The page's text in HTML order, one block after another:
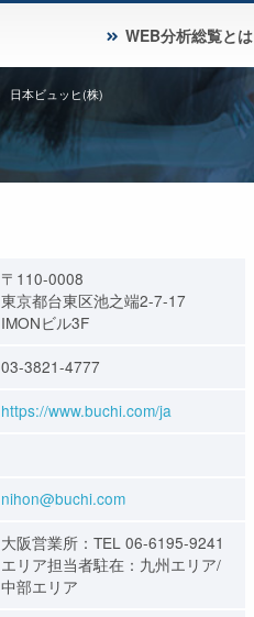
WEB分析総覧とは
日本ビュッヒ(株)
〒110-0008
東京都台東区池之端2-7-17
IMONビル3F
03-3821-4777
https://www.buchi.com/ja
nihon@buchi.com
大阪営業所：TEL 06-6195-9241
エリア担当者駐在：九州エリア/
中部エリア